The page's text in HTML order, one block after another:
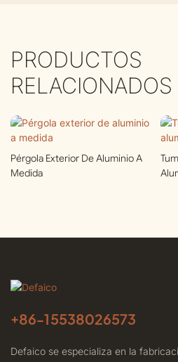
PRODUCTOS
RELACIONADOS
Pérgola Exterior De Aluminio A
Medida
+86-15538026573
Defaico se especializa en la